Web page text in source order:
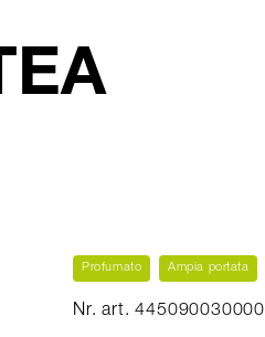
Profumato Ampia portata
Nr. art. 445090030000